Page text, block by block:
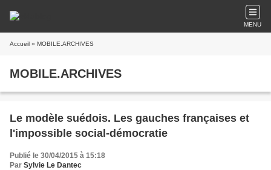
MENU
Accueil » MOBILE.ARCHIVES
MOBILE.ARCHIVES
Le modèle suédois. Les gauches françaises et
l'impossible social-démocratie
Publié le 30/04/2015 à 15:18
Par Sylvie Le Dantec